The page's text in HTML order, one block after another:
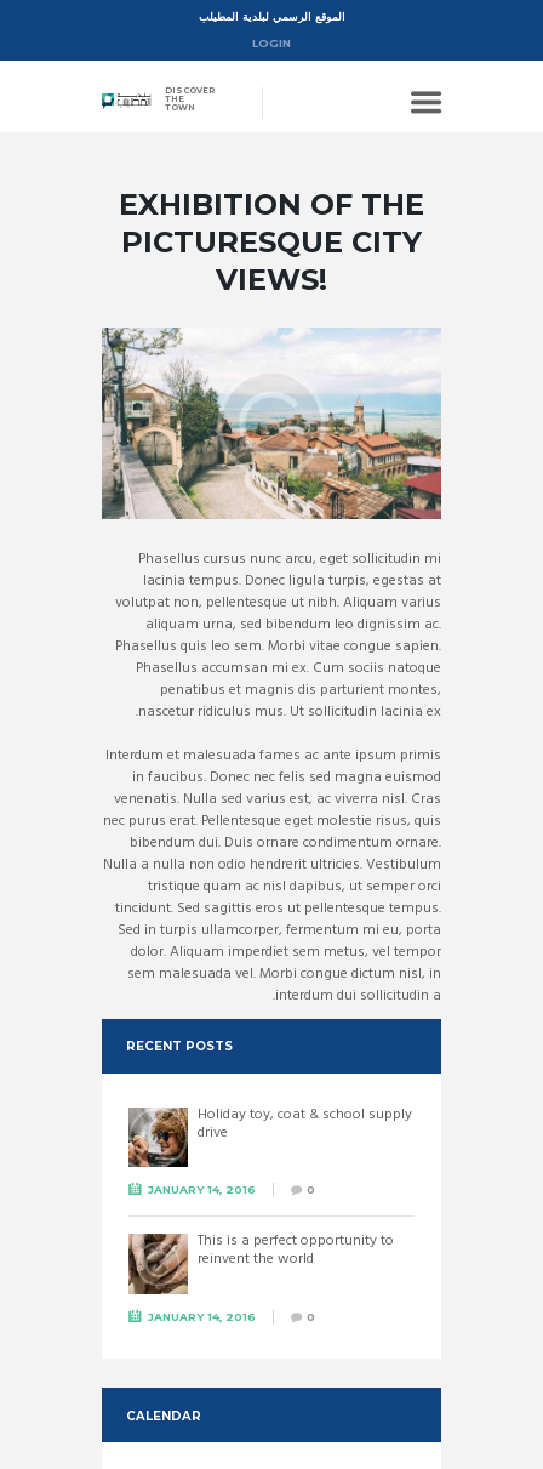
الموقع الرسمي لبلدية المطيلب
LOGIN
DISCOVER
THE
TOWN
EXHIBITION OF THE
PICTURESQUE CITY
VIEWS!
Phasellus cursus nunc arcu, eget sollicitudin mi
lacinia tempus. Donec ligula turpis, egestas at
volutpat non, pellentesque ut nibh. Aliquam varius
aliquam urna, sed bibendum leo dignissim ac.
Phasellus quis leo sem. Morbi vitae congue sapien.
Phasellus accumsan mi ex. Cum sociis natoque
penatibus et magnis dis parturient montes,
nascetur ridiculus mus. Ut sollicitudin lacinia ex.
Interdum et malesuada fames ac ante ipsum primis
in faucibus. Donec nec felis sed magna euismod
venenatis. Nulla sed varius est, ac viverra nisl. Cras
nec purus erat. Pellentesque eget molestie risus, quis
bibendum dui. Duis ornare condimentum ornare.
Nulla a nulla non odio hendrerit ultricies. Vestibulum
tristique quam ac nisl dapibus, ut semper orci
tincidunt. Sed sagittis eros ut pellentesque tempus.
Sed in turpis ullamcorper, fermentum mi eu, porta
dolor. Aliquam imperdiet sem metus, vel tempor
sem malesuada vel. Morbi congue dictum nisl, in
interdum dui sollicitudin a.
RECENT POSTS
Holiday toy, coat & school supply
drive
JANUARY 14, 2016 0
This is a perfect opportunity to
reinvent the world
JANUARY 14, 2016 0
CALENDAR